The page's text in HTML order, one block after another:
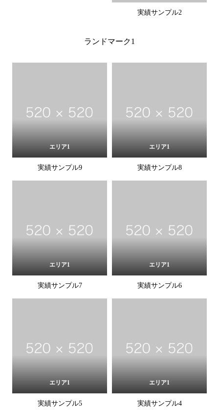
実績サンプル2
ランドマーク1
エリア1
実績サンプル9
エリア1
実績サンプル8
エリア1
実績サンプル7
エリア1
実績サンプル6
エリア1
実績サンプル5
エリア1
実績サンプル4